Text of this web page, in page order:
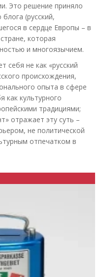
Это решение приняло
(русский,
в сердце Европы – в
которая
и многоязычием.
себя не как «русский
происхождения,
опыта в сфере
как культурного
традициями;
отражает эту суть –
не политической
отпечатком в